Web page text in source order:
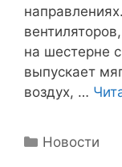
на шестерне
выпускает
воздух, …
Рубрики
Новости